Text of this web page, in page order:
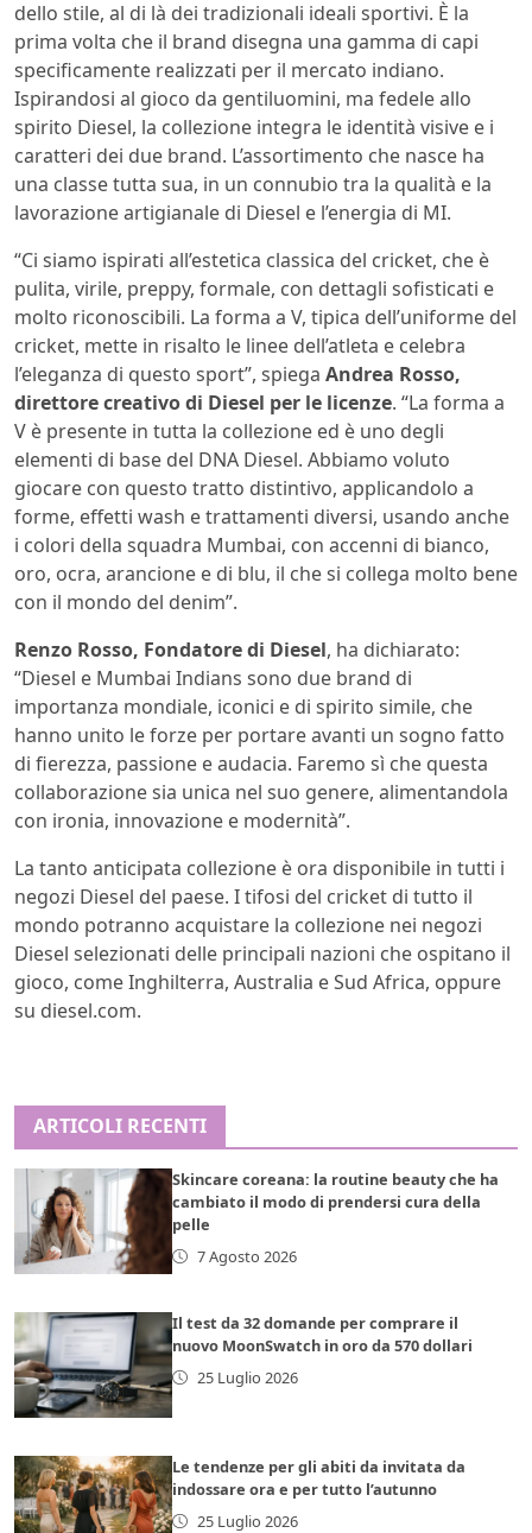
dello stile, al di là dei tradizionali ideali sportivi. È la
prima volta che il brand disegna una gamma di capi
specificamente realizzati per il mercato indiano.
Ispirandosi al gioco da gentiluomini, ma fedele allo
spirito Diesel, la collezione integra le identità visive e i
caratteri dei due brand. L’assortimento che nasce ha
una classe tutta sua, in un connubio tra la qualità e la
lavorazione artigianale di Diesel e l’energia di MI.
“Ci siamo ispirati all’estetica classica del cricket, che è
pulita, virile, preppy, formale, con dettagli sofisticati e
molto riconoscibili. La forma a V, tipica dell’uniforme del
cricket, mette in risalto le linee dell’atleta e celebra
l’eleganza di questo sport”, spiega Andrea Rosso,
direttore creativo di Diesel per le licenze. “La forma a
V è presente in tutta la collezione ed è uno degli
elementi di base del DNA Diesel. Abbiamo voluto
giocare con questo tratto distintivo, applicandolo a
forme, effetti wash e trattamenti diversi, usando anche
i colori della squadra Mumbai, con accenni di bianco,
oro, ocra, arancione e di blu, il che si collega molto bene
con il mondo del denim”.
Renzo Rosso, Fondatore di Diesel, ha dichiarato:
“Diesel e Mumbai Indians sono due brand di
importanza mondiale, iconici e di spirito simile, che
hanno unito le forze per portare avanti un sogno fatto
di fierezza, passione e audacia. Faremo sì che questa
collaborazione sia unica nel suo genere, alimentandola
con ironia, innovazione e modernità”.
La tanto anticipata collezione è ora disponibile in tutti i
negozi Diesel del paese. I tifosi del cricket di tutto il
mondo potranno acquistare la collezione nei negozi
Diesel selezionati delle principali nazioni che ospitano il
gioco, come Inghilterra, Australia e Sud Africa, oppure
su diesel.com.
ARTICOLI RECENTI
Skincare coreana: la routine beauty che ha
cambiato il modo di prendersi cura della
pelle
7 Agosto 2026
Il test da 32 domande per comprare il
nuovo MoonSwatch in oro da 570 dollari
25 Luglio 2026
Le tendenze per gli abiti da invitata da
indossare ora e per tutto l’autunno
25 Luglio 2026